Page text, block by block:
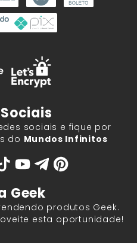
sociais e fique por
do Mundos Infinitos
Geek
produtos Geek.
esta oportunidade!